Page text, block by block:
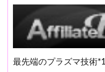
最先端のプラズマ技術